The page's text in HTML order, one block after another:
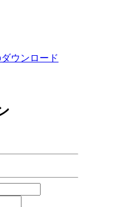
ウンロード